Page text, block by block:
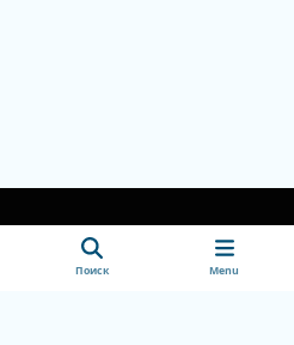
v
Поиск Menu